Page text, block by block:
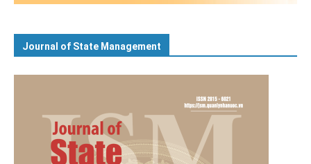
Journal of State Management